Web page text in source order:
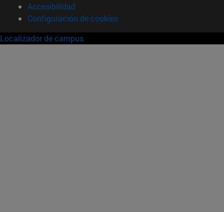
Accesibilidad
Configuración de cookies
Localizador de campus